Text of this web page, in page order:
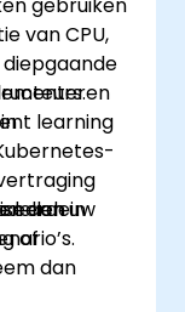
van CPU,
learning
in
aan uw
of
dan